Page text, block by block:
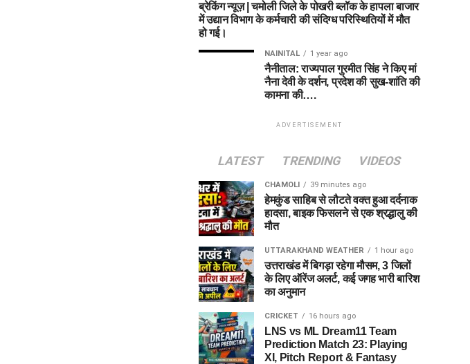
ब्रेकिंग न्यूज़ | चमोली जिले के पोखरी ब्लॉक के हापला बाजार
में उद्यान विभाग के कर्मचारी की संदिग्ध परिस्थितियों में मौत
हो गई।
NAINITAL 1 year ago
नैनीताल: राज्यपाल गुरमीत सिंह ने किए मां
नैना देवी के दर्शन, प्रदेश की सुख-शांति की
कामना की….
ADVERTISEMENT
LATEST TRENDING VIDEOS
CHAMOLI 39 minutes ago
हेमकुंड साहिब से लौटते वक्त हुआ दर्दनाक
हादसा, बाइक फिसलने से एक श्रद्धालु की
मौत
UTTARAKHAND WEATHER 1 hour ago
उत्तराखंड में बिगड़ा रहेगा मौसम, 3 जिलों
के लिए ऑरेंज अलर्ट, कई जगह भारी बारिश
का अनुमान
CRICKET 16 hours ago
LNS vs ML Dream11 Team
Prediction Match 23: Playing
XI, Pitch Report & Fantasy